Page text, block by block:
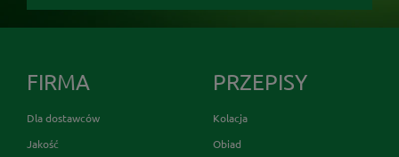
FIRMA
Dla dostawców
Jakość
PRZEPISY
Kolacja
Obiad